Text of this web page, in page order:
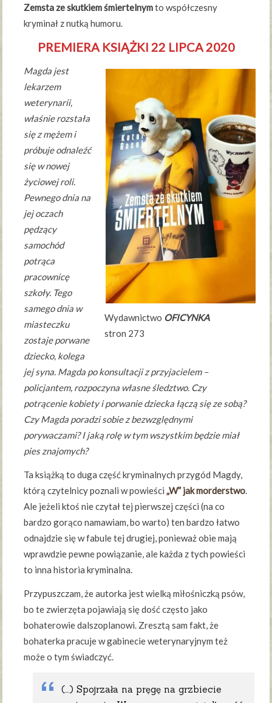
Zemsta ze skutkiem śmiertelnymto współczesny
kryminał z nutką humoru.
PREMIERA KSIĄŻKI 22 LIPCA 2020
Wydawnictwo OFICYNKA
stron 273
Magda jest
lekarzem
weterynarii,
właśnie rozstała
się z mężem i
próbuje odnaleźć
się w nowej
życiowej roli.
Pewnego dnia na
jej oczach
pędzący
samochód
potrąca
pracownicę
szkoły. Tego
samego dnia w
miasteczku
zostaje porwane
dziecko, kolega
jej syna. Magda po konsultacji z przyjacielem –
policjantem, rozpoczyna własne śledztwo. Czy
potrącenie kobiety i porwanie dziecka łączą się ze sobą?
Czy Magda poradzi sobie z bezwzględnymi
porywaczami? I jaką rolę w tym wszystkim będzie miał
pies znajomych?
Ta książką to duga część kryminalnych przygód Magdy,
którą czytelnicy poznali w powieści„W” jak morderstwo.
Ale jeżeli ktoś nie czytał tej pierwszej części (na co
bardzo gorąco namawiam, bo warto) ten bardzo łatwo
odnajdzie się w fabule tej drugiej, ponieważ obie mają
wprawdzie pewne powiązanie, ale każda z tych powieści
to inna historia kryminalna.
Przypuszczam, że autorka jest wielką miłośniczką psów,
bo te zwierzęta pojawiają się dość często jako
bohaterowie dalszoplanowi. Zresztą sam fakt, że
bohaterka pracuje w gabinecie weterynaryjnym też
może o tym świadczyć.
(…) Spojrzała na pręgę na grzbiecie